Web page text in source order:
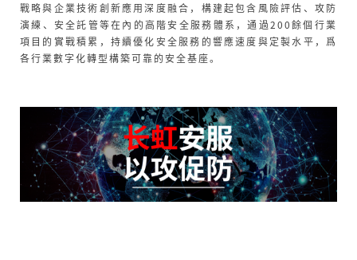
戰略與企業技術創新應用深度融合，構建起包含風險評估、攻防
演練、安全託管等在內的高階安全服務體系，通過200餘個行業
項目的實戰積累，持續優化安全服務的響應速度與定製水平，爲
各行業數字化轉型構築可靠的安全基座。